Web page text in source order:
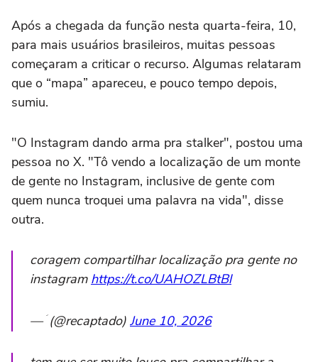
Após a chegada da função nesta quarta-feira, 10,
para mais usuários brasileiros, muitas pessoas
começaram a criticar o recurso. Algumas relataram
que o “mapa” apareceu, e pouco tempo depois,
sumiu.
"O Instagram dando arma pra stalker", postou uma
pessoa no X. "Tô vendo a localização de um monte
de gente no Instagram, inclusive de gente com
quem nunca troquei uma palavra na vida", disse
outra.
coragem compartilhar localização pra gente no
instagram https://t.co/UAHOZLBtBl
— ؘ (@recaptado) June 10, 2026